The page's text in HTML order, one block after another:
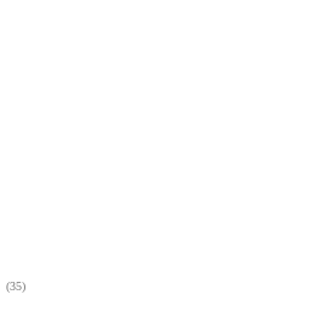
(35)